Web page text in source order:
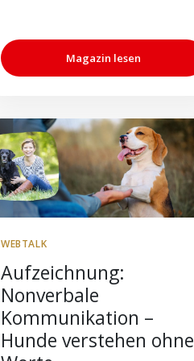
Magazin lesen
WEBTALK
Aufzeichnung:
Nonverbale
Kommunikation –
Hunde verstehen ohne